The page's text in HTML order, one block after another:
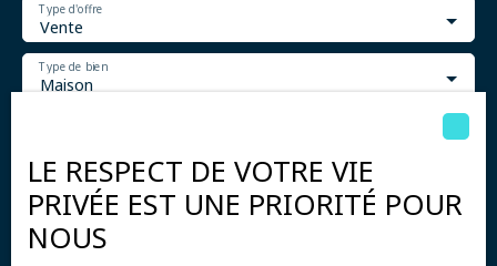
Accueil Viager
Vente
Type d'offre
Maison
Type de bien
Budget max (€)
Surface min (m²)
LE RESPECT DE VOTRE VIE
PRIVÉE EST UNE PRIORITÉ POUR
NOUS